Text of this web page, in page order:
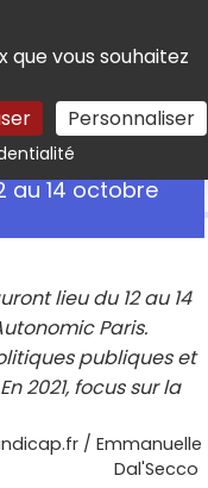
que vous souhaitez
Personnaliser
Rechercher
au 14 octobre
lieu du 12 au 14
Paris.
publiques et
2021, focus sur la
/ Emmanuelle
Dal'Secco